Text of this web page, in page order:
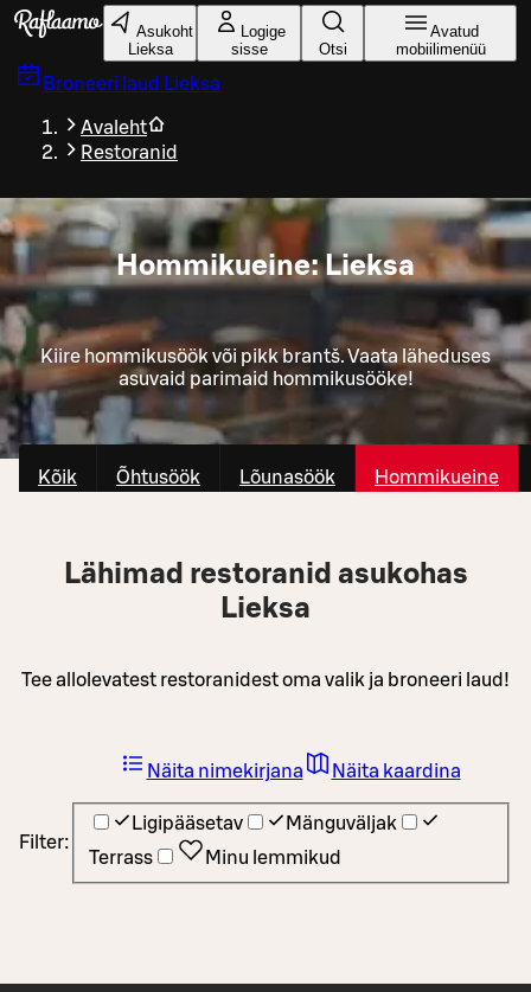
Liigu peamise sisu juurde
Asukoht
Lieksa
Logige
sisse
Otsi
Avatud
mobiilimenüü
Broneeri laud Lieksa
Avaleht
Restoranid
Hommikueine: Lieksa
Kiire hommikusöök või pikk brantš. Vaata läheduses
asuvaid parimaid hommikusööke!
Kõik Õhtusöök Lõunasöök Hommikueine
Lähimad restoranid asukohas
Lieksa
Tee allolevatest restoranidest oma valik ja broneeri laud!
Filter:
Ligipääsetav
Mänguväljak
Terrass
Minu lemmikud
Näita nimekirjana Näita kaardina